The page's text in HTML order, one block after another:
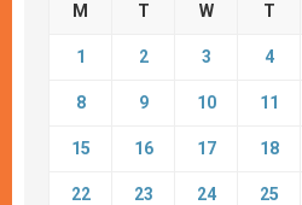
M T W T
1 2 3 4
8 9 10 11
15 16 17 18
22 23 24 25